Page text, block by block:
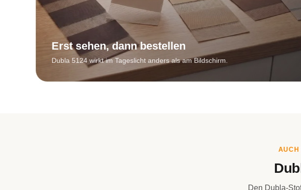
Erst sehen, dann bestellen
Dubla 5124 wirkt im Tageslicht anders als am Bildschirm.
Den Dubla-